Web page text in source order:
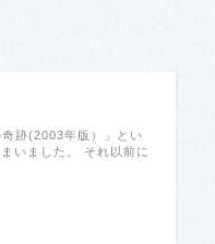
跡(2003年版）」とい
いました。 それ以前に